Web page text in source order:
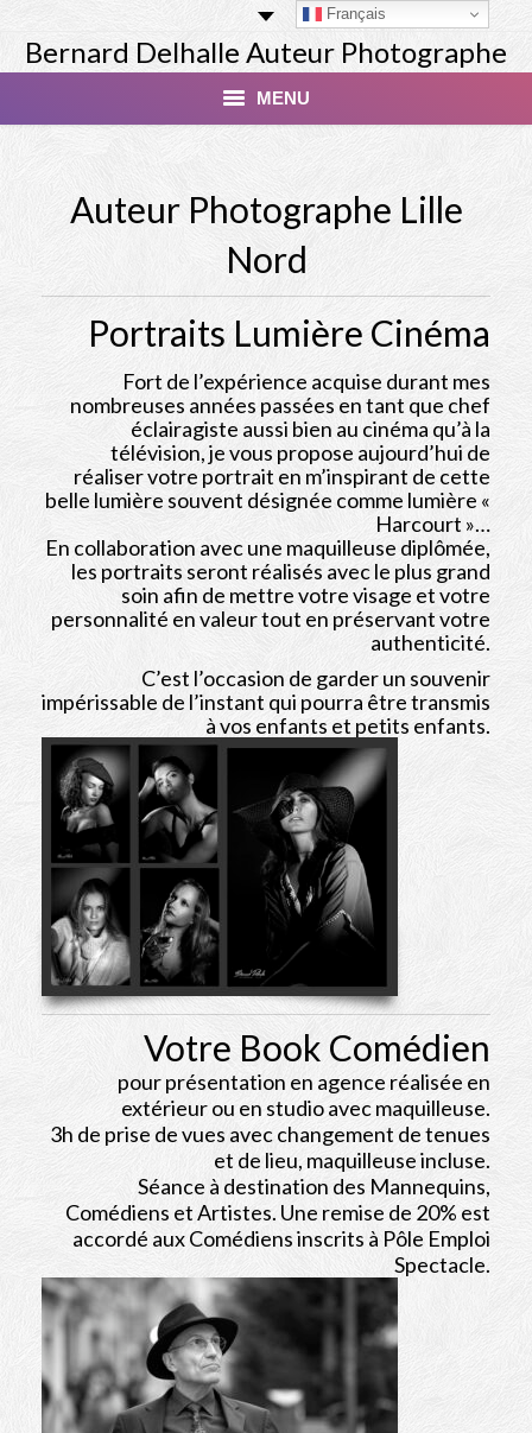
Bernard Delhalle Auteur Photographe
MENU
Masterclass
Tirage Finart Nu
Tirage Paysages
Studio
Les Modèles
Livres
Albums
Bio
Shop
Auteur Photographe Lille
Nord
Portraits Lumière Cinéma
Fort de l’expérience acquise durant mes
nombreuses années passées en tant que chef
éclairagiste aussi bien au cinéma qu’à la
télévision, je vous propose aujourd’hui de
réaliser votre portrait en m’inspirant de cette
belle lumière souvent désignée comme lumière «
Harcourt »…
En collaboration avec une maquilleuse diplômée,
les portraits seront réalisés avec le plus grand
soin afin de mettre votre visage et votre
personnalité en valeur tout en préservant votre
authenticité.
C’est l’occasion de garder un souvenir
impérissable de l’instant qui pourra être transmis
à vos enfants et petits enfants.
Votre Book Comédien
pour présentation en agence réalisée en
extérieur ou en studio avec maquilleuse.
3h de prise de vues avec changement de tenues
et de lieu, maquilleuse incluse.
Séance à destination des Mannequins,
Comédiens et Artistes. Une remise de 20% est
accordé aux Comédiens inscrits à Pôle Emploi
Spectacle.
Français